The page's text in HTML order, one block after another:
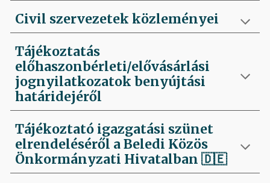
Civil szervezetek közleményei
Tájékoztatás
előhaszonbérleti/elővásárlási
jognyilatkozatok benyújtási
határidejéről
Tájékoztató igazgatási szünet
elrendeléséről a Beledi Közös
Önkormányzati Hivatalban🇩🇪